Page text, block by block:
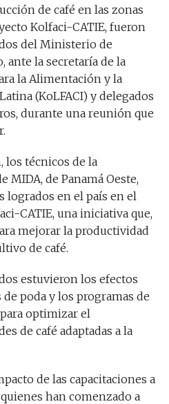
de café en las zonas
Kolfaci-CATIE, fueron
del Ministerio de
ante la secretaría de la
la Alimentación y la
(KoLFACI) y delegados
durante una reunión que
los técnicos de la
MIDA, de Panamá Oeste,
logrados en el país en el
CATIE, una iniciativa que,
mejorar la productividad
de café.
estuvieron los efectos
poda y los programas de
optimizar el
de café adaptadas a la
de las capacitaciones a
han comenzado a